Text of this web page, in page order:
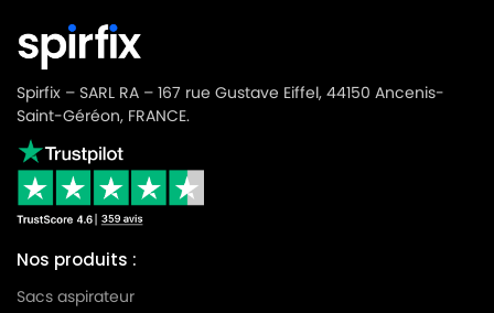
Spirfix – SARL RA – 167 rue Gustave Eiffel, 44150 Ancenis-
Saint-Géréon, FRANCE.
Nos produits :
Sacs aspirateur